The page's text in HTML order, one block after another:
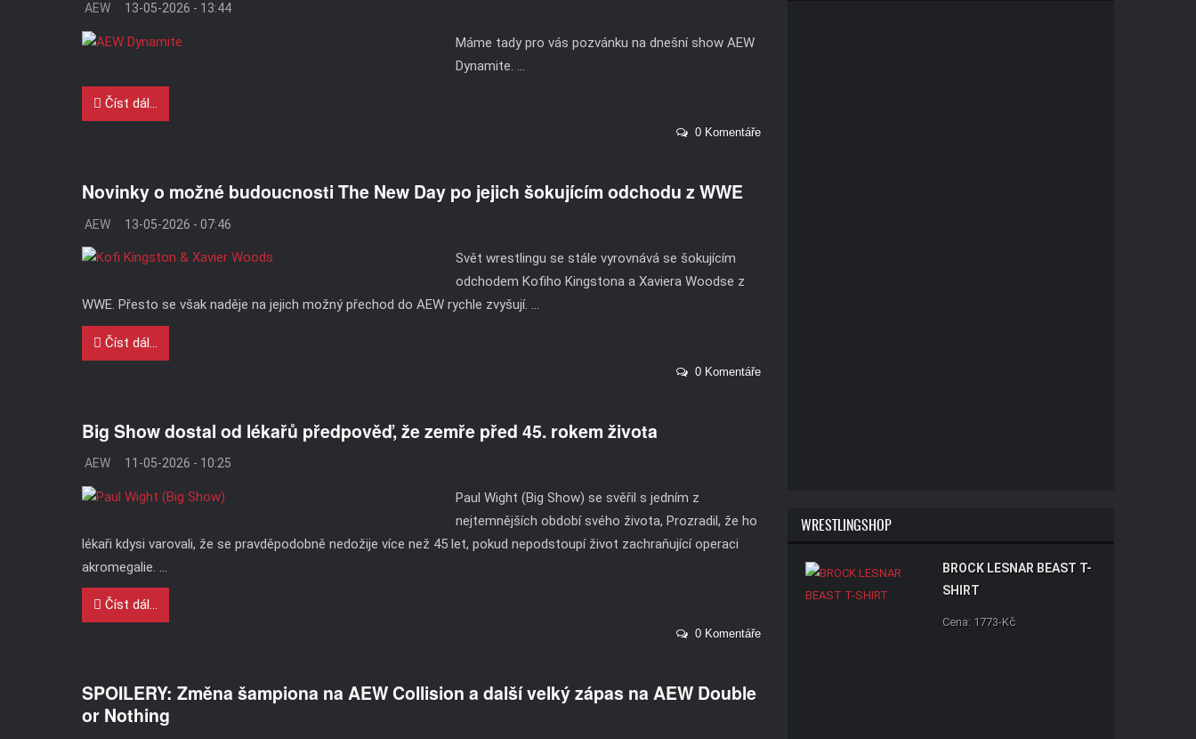
AEW 13-05-2026 - 13:44
Máme tady pro vás pozvánku na dnešní show AEW
Dynamite. ...
Číst dál...
0 Komentáře
Novinky o možné budoucnosti The New Day po jejich šokujícím odchodu z WWE
AEW 13-05-2026 - 07:46
Svět wrestlingu se stále vyrovnává se šokujícím
odchodem Kofiho Kingstona a Xaviera Woodse z
WWE. Přesto se však naděje na jejich možný přechod do AEW rychle zvyšují. ...
Číst dál...
0 Komentáře
Big Show dostal od lékařů předpověď, že zemře před 45. rokem života
AEW 11-05-2026 - 10:25
Paul Wight (Big Show) se svěřil s jedním z
nejtemnějších období svého života, Prozradil, že ho
lékaři kdysi varovali, že se pravděpodobně nedožije více než 45 let, pokud nepodstoupí život zachraňující operaci
akromegalie. ...
Číst dál...
0 Komentáře
SPOILERY: Změna šampiona na AEW Collision a další velký zápas na AEW Double
or Nothing
WRESTLINGSHOP
BROCK LESNAR BEAST T-
SHIRT
Cena: 1773-Kč